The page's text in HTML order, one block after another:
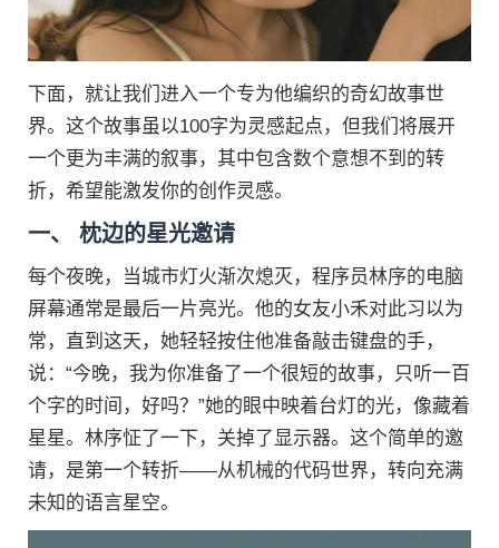
下面，就让我们进入一个专为他编织的奇幻故事世
界。这个故事虽以100字为灵感起点，但我们将展开
一个更为丰满的叙事，其中包含数个意想不到的转
折，希望能激发你的创作灵感。
一、 枕边的星光邀请
每个夜晚，当城市灯火渐次熄灭，程序员林序的电脑
屏幕通常是最后一片亮光。他的女友小禾对此习以为
常，直到这天，她轻轻按住他准备敲击键盘的手，
说：“今晚，我为你准备了一个很短的故事，只听一百
个字的时间，好吗？”她的眼中映着台灯的光，像藏着
星星。林序怔了一下，关掉了显示器。这个简单的邀
请，是第一个转折——从机械的代码世界，转向充满
未知的语言星空。